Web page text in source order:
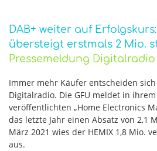
DAB+ weiter auf
übersteigt erstmals 2 Mio.
Pressemeldung
Immer mehr Käufer entscheiden
Digitalradio. Die GFU meldet in
veröffentlichten „Home Electronics
das letzte Jahr einen Absatz von 2,1
März 2021 wies der HEMIX 1,8 Mio.
aus.